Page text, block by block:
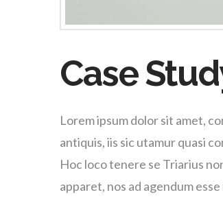
Case
Lorem ipsum dolor sit amet,
antiquis, iis sic utamur quasi
Hoc loco tenere se Triarius
apparet, nos ad agendum